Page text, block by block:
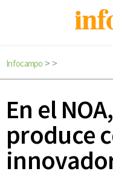
Infocampo > >
En el
produce